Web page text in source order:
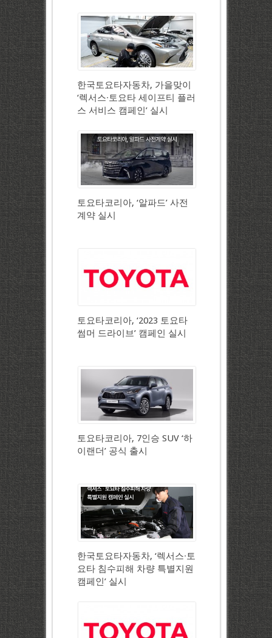
한국토요타자동차, 가을맞이
‘렉서스∙토요타 세이프티 플러
스 서비스 캠페인’ 실시
토요타코리아, ‘알파드’ 사전
계약 실시
토요타코리아, ‘2023 토요타
썸머 드라이브’ 캠페인 실시
토요타코리아, 7인승 SUV ‘하
이랜더’ 공식 출시
한국토요타자동차, ‘렉서스∙토
요타 침수피해 차량 특별지원
캠페인’ 실시